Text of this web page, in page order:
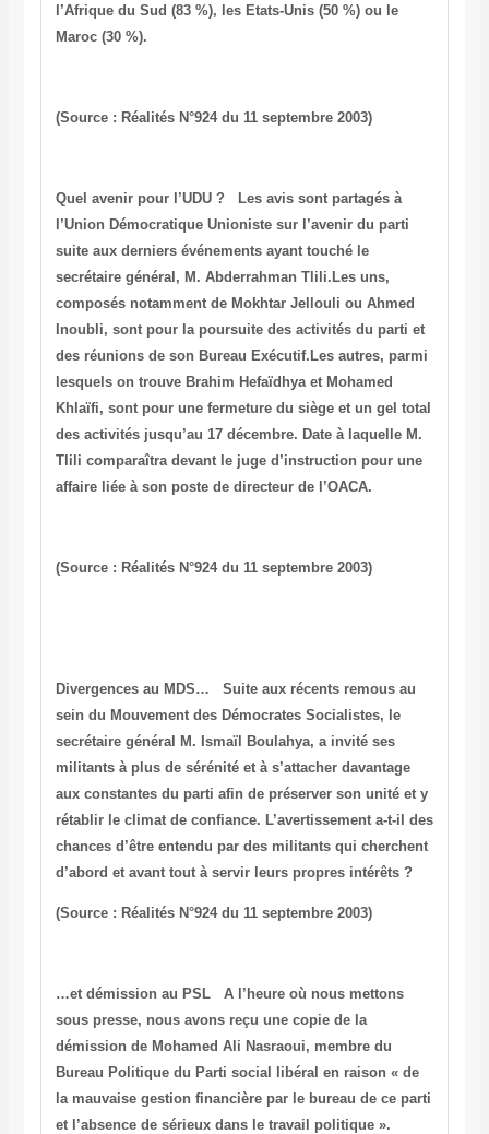
l’Afrique du Sud (83 %), les Etats-Unis (50 %) ou le
Maroc (30 %).
(Source : Réalités N°924 du 11 septembre 2003)
Quel avenir pour l’UDU ?
Les avis sont partagés à
l’Union Démocratique Unioniste sur l’avenir du parti
suite aux derniers événements ayant touché le
secrétaire général, M. Abderrahman Tlili.Les uns,
composés notamment de Mokhtar Jellouli ou Ahmed
Inoubli, sont pour la poursuite des activités du parti et
des réunions de son Bureau Exécutif.Les autres, parmi
lesquels on trouve Brahim Hefaïdhya et Mohamed
Khlaïfi, sont pour une fermeture du siège et un gel total
des activités jusqu’au 17 décembre. Date à laquelle M.
Tlili comparaîtra devant le juge d’instruction pour une
affaire liée à son poste de directeur de l’OACA.
(Source : Réalités N°924 du 11 septembre 2003)
Divergences au MDS…
Suite aux récents remous au
sein du Mouvement des Démocrates Socialistes, le
secrétaire général M. Ismaïl Boulahya, a invité ses
militants à plus de sérénité et à s’attacher davantage
aux constantes du parti afin de préserver son unité et y
rétablir le climat de confiance. L’avertissement a-t-il des
chances d’être entendu par des militants qui cherchent
d’abord et avant tout à servir leurs propres intérêts ?
(Source : Réalités N°924 du 11 septembre 2003)
…et démission au PSL
A l’heure où nous mettons
sous presse, nous avons reçu une copie de la
démission de Mohamed Ali Nasraoui, membre du
Bureau Politique du Parti social libéral en raison « de
la mauvaise gestion financière par le bureau de ce parti
et l’absence de sérieux dans le travail politique ».